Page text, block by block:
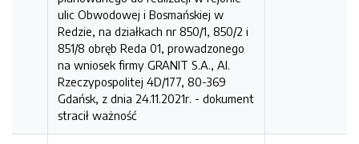
ulic Obwodowej i Bosmańskiej w
Redzie, na działkach nr 850/1, 850/2 i
851/8 obręb Reda 01, prowadzonego
na wniosek firmy GRANIT S.A., Al.
Rzeczypospolitej 4D/177, 80-369
Gdańsk, z dnia 24.11.2021r. - dokument
stracił ważność